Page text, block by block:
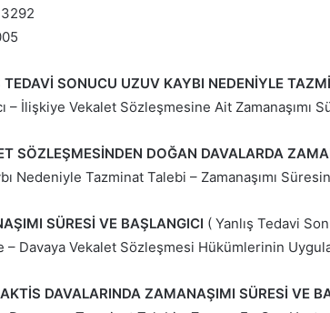
TEDAVİ SONUCU UZUV KAYBI NEDENİYLE
– İlişkiye Vekalet Sözleşmesine Ait Zamanaşımı
SÖZLEŞMESİNDEN DOĞAN DAVALARDA
Nedeniyle Tazminat Talebi – Zamanaşımı
SÜRESİ VE BAŞLANGICI ( Yanlış Tedavi
– Davaya Vekalet Sözleşmesi Hükümlerinin
DAVALARINDA ZAMANAŞIMI SÜRESİ VE